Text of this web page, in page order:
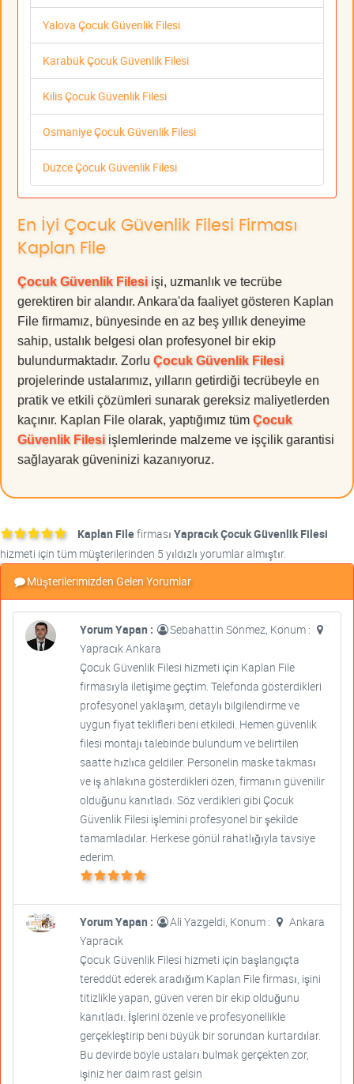
Yalova Çocuk Güvenlik Filesi
Karabük Çocuk Güvenlik Filesi
Kilis Çocuk Güvenlik Filesi
Osmaniye Çocuk Güvenlik Filesi
Düzce Çocuk Güvenlik Filesi
En İyi Çocuk Güvenlik Filesi Firması
Kaplan File
Çocuk Güvenlik Filesi işi, uzmanlık ve tecrübe
gerektiren bir alandır. Ankara'da faaliyet gösteren Kaplan
File firmamız, bünyesinde en az beş yıllık deneyime
sahip, ustalık belgesi olan profesyonel bir ekip
bulundurmaktadır. Zorlu Çocuk Güvenlik Filesi
projelerinde ustalarımız, yılların getirdiği tecrübeyle en
pratik ve etkili çözümleri sunarak gereksiz maliyetlerden
kaçınır. Kaplan File olarak, yaptığımız tüm Çocuk
Güvenlik Filesi işlemlerinde malzeme ve işçilik garantisi
sağlayarak güveninizi kazanıyoruz.
Kaplan Filefirması Yapracık Çocuk Güvenlik Filesi
hizmeti için tüm müşterilerinden 5 yıldızlı yorumlar almıştır.
Müşterilerimizden Gelen Yorumlar
Yorum Yapan :
Sebahattin Sönmez, Konum :
Yapracık Ankara
Çocuk Güvenlik Filesi hizmeti için Kaplan File
firmasıyla iletişime geçtim. Telefonda gösterdikleri
profesyonel yaklaşım, detaylı bilgilendirme ve
uygun fiyat teklifleri beni etkiledi. Hemen güvenlik
filesi montajı talebinde bulundum ve belirtilen
saatte hızlıca geldiler. Personelin maske takması
ve iş ahlakına gösterdikleri özen, firmanın güvenilir
olduğunu kanıtladı. Söz verdikleri gibi Çocuk
Güvenlik Filesi işlemini profesyonel bir şekilde
tamamladılar. Herkese gönül rahatlığıyla tavsiye
ederim.
Yorum Yapan : Ali Yazgeldi, Konum :
Ankara
Yapracık
Çocuk Güvenlik Filesi hizmeti için başlangıçta
tereddüt ederek aradığım Kaplan File firması, işini
titizlikle yapan, güven veren bir ekip olduğunu
kanıtladı. İşlerini özenle ve profesyonellikle
gerçekleştirip beni büyük bir sorundan kurtardılar.
Bu devirde böyle ustaları bulmak gerçekten zor,
işiniz her daim rast gelsin